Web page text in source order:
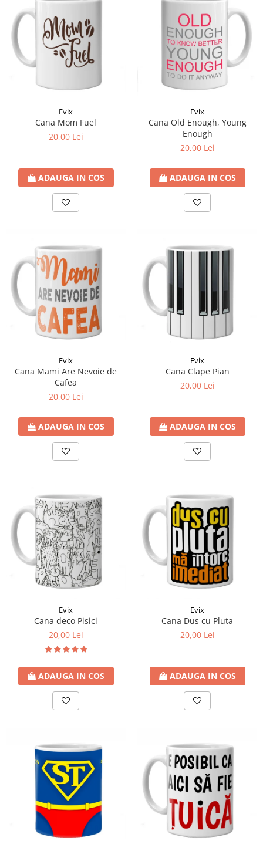
Evix
Cana Mom Fuel
20,00 Lei
ADAUGA IN COS
Evix
Cana Old Enough, Young
Enough
20,00 Lei
ADAUGA IN COS
Evix
Cana Mami Are Nevoie de
Cafea
20,00 Lei
ADAUGA IN COS
Evix
Cana Clape Pian
20,00 Lei
ADAUGA IN COS
Evix
Cana deco Pisici
20,00 Lei
ADAUGA IN COS
Evix
Cana Dus cu Pluta
20,00 Lei
ADAUGA IN COS